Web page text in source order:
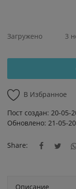
Загружено 3
В Избранное
Пост создан: 20-05-
Обновлено: 21-05-
Share:
Описание